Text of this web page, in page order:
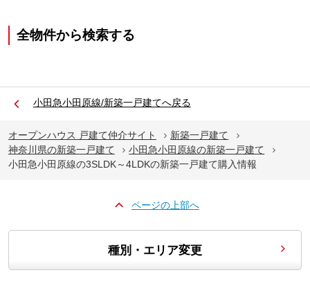
全物件から検索する
小田急小田原線/新築一戸建てへ戻る
オープンハウス 戸建て仲介サイト
新築一戸建て
神奈川県の新築一戸建て
小田急小田原線の新築一戸建て
小田急小田原線の3SLDK～4LDKの新築一戸建て購入情報
ページの上部へ
種別・エリア変更